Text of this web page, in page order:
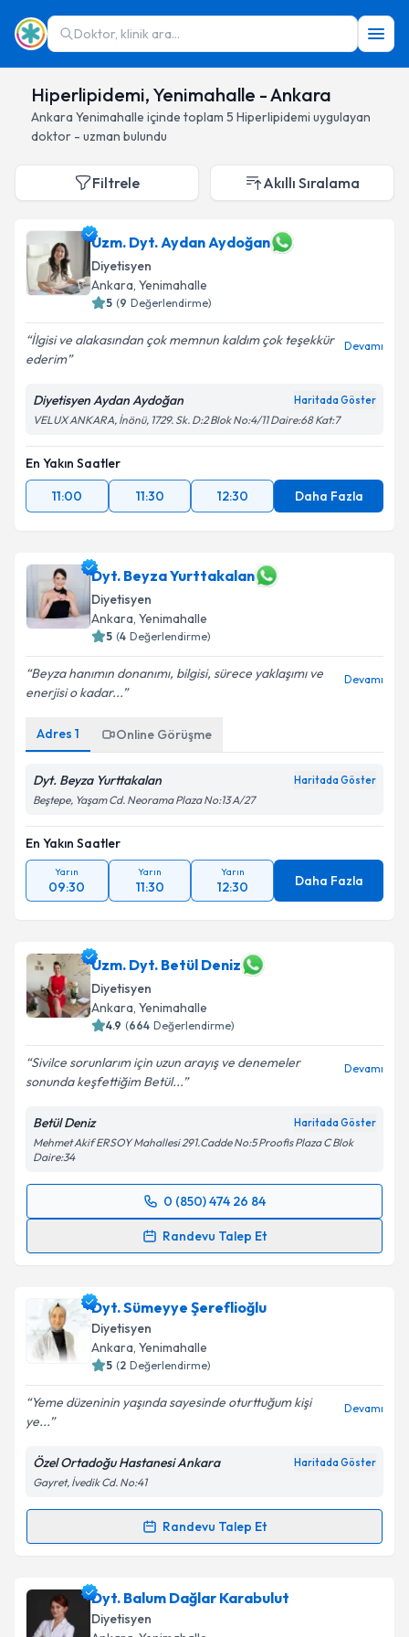
Doktor, klinik ara...
Hiperlipidemi, Yenimahalle - Ankara
Ankara Yenimahalle içinde toplam 5 Hiperlipidemi uygulayan
doktor - uzman bulundu
Filtrele Akıllı Sıralama
Uzm. Dyt. Aydan Aydoğan
Diyetisyen
Ankara, Yenimahalle
5 (9 Değerlendirme)
İlgisi ve alakasından çok memnun kaldım çok teşekkür
ederim
Devamı
Diyetisyen Aydan Aydoğan Haritada Göster
VELUX ANKARA, İnönü, 1729. Sk. D:2 Blok No:4/11 Daire:68 Kat:7
En Yakın Saatler
11:00
11:30 12:30 Daha Fazla
Dyt. Beyza Yurttakalan
Diyetisyen
Ankara, Yenimahalle
5 (4 Değerlendirme)
Beyza hanımın donanımı, bilgisi, sürece yaklaşımı ve
enerjisi o kadar...
Devamı
Adres 1 Online Görüşme
Dyt. Beyza Yurttakalan Haritada Göster
Beştepe, Yaşam Cd. Neorama Plaza No:13 A/27
En Yakın Saatler
Yarın
09:30
Yarın
11:30
Yarın
12:30 Daha Fazla
Uzm. Dyt. Betül Deniz
Diyetisyen
Ankara, Yenimahalle
4.9 (664 Değerlendirme)
Sivilce sorunlarım için uzun arayış ve denemeler
sonunda keşfettiğim Betül...
Devamı
Betül Deniz Haritada Göster
Mehmet Akif ERSOY Mahallesi 291.Cadde No:5 Proofis Plaza C Blok
Daire:34
0 (850) 474 26 84
Randevu Talep Et
Randevu Takvimi Talebi
takvim hazırlandığında e-posta ile bilgilendireceğiz.
E-posta Adresiniz
kapsamda işlenmesini kabul ediyorum.
Takvim Talebini Gönder
Dyt. Sümeyye Şereflioğlu
Diyetisyen
Ankara, Yenimahalle
5 (2 Değerlendirme)
Yeme düzeninin yaşında sayesinde oturttuğum kişi
ye...
Devamı
Özel Ortadoğu Hastanesi Ankara Haritada Göster
Gayret, İvedik Cd. No:41
Randevu Talep Et
Randevu Takvimi Talebi
Dyt. Sümeyye Şereflioğlu için randevu takvimi talebi
oluşturun. Size bu uzmandan randevu almanız için bir
takvim hazırlandığında e-posta ile bilgilendireceğiz.
Dyt. Balum Dağlar Karabulut
Diyetisyen